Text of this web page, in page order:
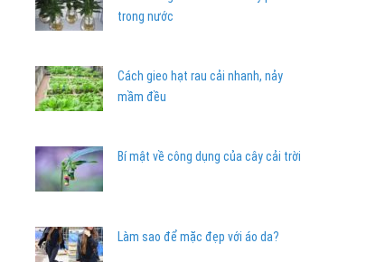
trong nước
Cách gieo hạt rau cải nhanh, nảy
mầm đều
Bí mật về công dụng của cây cải trời
Làm sao để mặc đẹp với áo da?